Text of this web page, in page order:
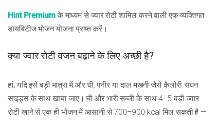
Hint Premiumके माध्यम से ज्वार रोटी शामिल करने वाली एक व्यक्तिगत
डायबिटीज भोजन योजना प्राप्त करें।
क्या ज्वार रोटी वजन बढ़ाने के लिए अच्छी है?
हां, यदि इसे बड़ी मात्रा में और घी, पनीर या दाल मखनी जैसे कैलोरी-सघन
साइड्स के साथ खाया जाए। घी और भारी सब्जी के साथ 4–5 बड़ी ज्वार
रोटी खाने से एक ही भोजन में आसानी से 700–900 kcal मिल सकती है —